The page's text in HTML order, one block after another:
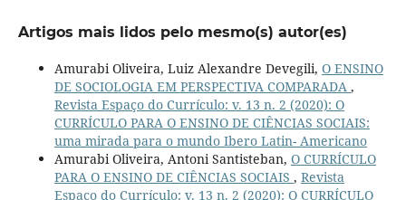
Artigos mais lidos pelo mesmo(s) autor(es)
Amurabi Oliveira, Luiz Alexandre Devegili, O ENSINO
DE SOCIOLOGIA EM PERSPECTIVA COMPARADA ,
Revista Espaço do Currículo: v. 13 n. 2 (2020): O
CURRÍCULO PARA O ENSINO DE CIÊNCIAS SOCIAIS:
uma mirada para o mundo Ibero Latin- Americano
Amurabi Oliveira, Antoni Santisteban, O CURRÍCULO
PARA O ENSINO DE CIÊNCIAS SOCIAIS , Revista
Espaço do Currículo: v. 13 n. 2 (2020): O CURRÍCULO